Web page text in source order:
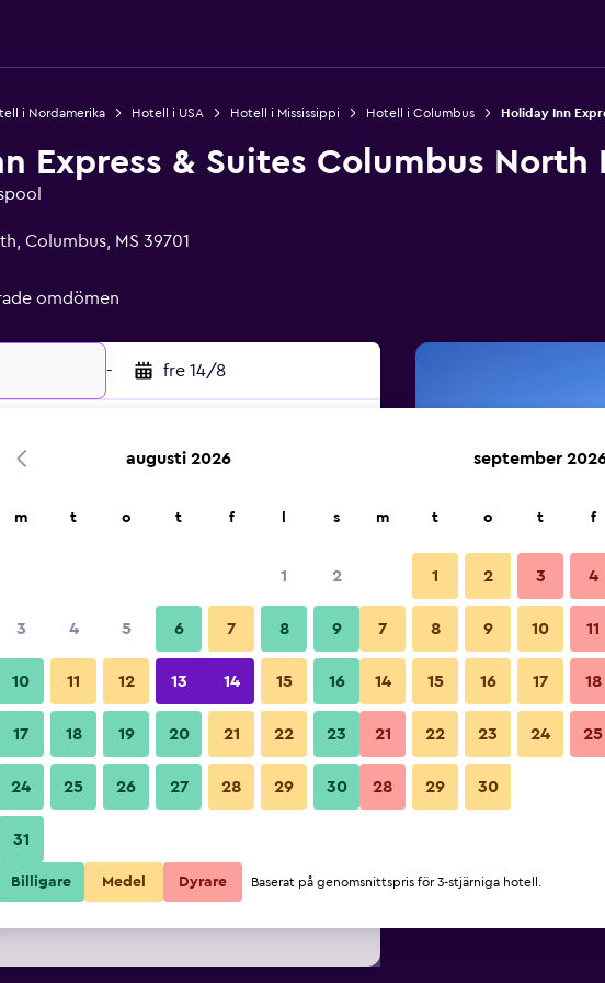
i Nordamerika Hotell i USA Hotell i Mississippi Hotell i Columbus Holiday Inn
Express & Suites Columbus North
Columbus, MS 39701
omdömen
- fre 14/8
Billigaste Pris per natt
Leverantör
Per natt
1 097 kr Visa erbjudande
1 139 kr Visa erbjudande
1 206 kr
Holiday Inn Express & Suites Columbus North By
Byggnad
Bilder från Holiday Inn
augusti 2026
m t o t f s
1 2
3 4 5 6 7 8 9
10 11 12 13 14 15 16
17 18 19 20 21 22 23
24 25 26 27 28 29 30
31
september
m t o t f
1 2 3 4
7 8 9 10 11
14 15 16 17 18
21 22 23 24 25
28 29 30
Billigare Medel Dyrare Baserat på genomsnittspris för 3-stjärniga hotell.